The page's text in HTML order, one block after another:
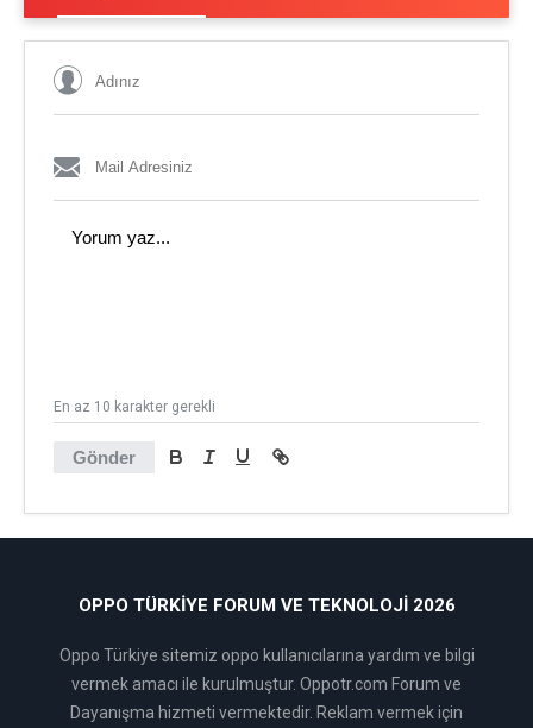
Gönder
En az 10 karakter gerekli
OPPO TÜRKIYE FORUM VE TEKNOLOJI 2026
Oppo Türkiye sitemiz oppo kullanıcılarına yardım ve bilgi
vermek amacı ile kurulmuştur. Oppotr.com Forum ve
Dayanışma hizmeti vermektedir. Reklam vermek için